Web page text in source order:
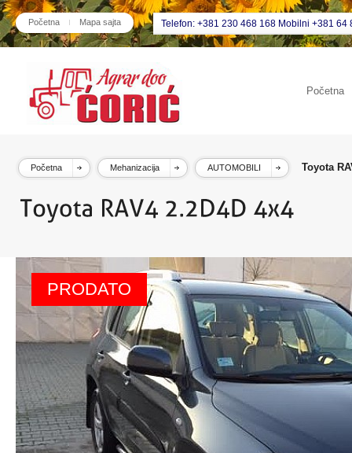
Početna Mapa sajta Telefon: +381 230 468 168 Mobilni +381 64
Početna
Početna Mehanizacija AUTOMOBILI Toyota
PRODATO